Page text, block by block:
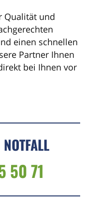
Qualität und
einen schnellen
Partner Ihnen
bei Ihnen vor
50 71